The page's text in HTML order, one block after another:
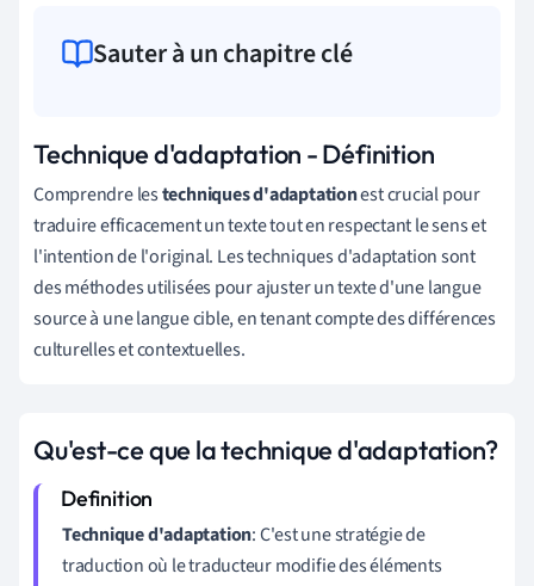
Sauter à un chapitre clé
Technique d'adaptation - Définition
Comprendre lestechniques d'adaptationest crucial pour
traduire efficacement un texte tout en respectant le sens et
l'intention de l'original. Les techniques d'adaptation sont
des méthodes utilisées pour ajuster un texte d'une langue
source à une langue cible, en tenant compte des différences
culturelles et contextuelles.
Qu'est-ce que la technique d'adaptation?
Technique d'adaptation: C'est une stratégie de
traduction où le traducteur modifie des éléments